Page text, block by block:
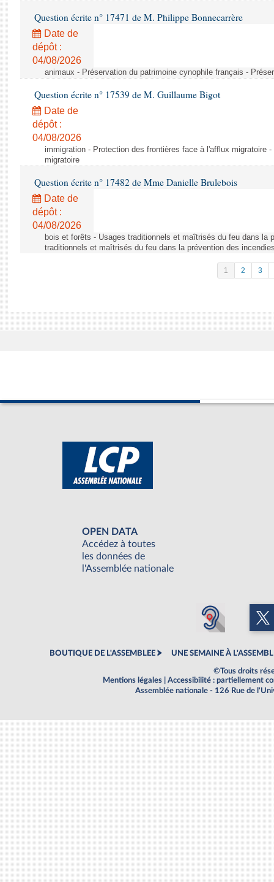
Question écrite n° 17471 de M. Philippe Bonnecarrère
Date de
dépôt :
04/08/2026
animaux - Préservation du patrimoine cynophile français -
Question écrite n° 17539 de M. Guillaume Bigot
Date de
dépôt :
04/08/2026
immigration - Protection des frontières face à l'afflux migratoire
migratoire
Question écrite n° 17482 de Mme Danielle Brulebois
Date de
dépôt :
04/08/2026
bois et forêts - Usages traditionnels et maîtrisés du feu dans la
traditionnels et maîtrisés du feu dans la prévention des
1 2 3
OPEN DATA
Accédez à toutes
les données de
l'Assemblée nationale
BOUTIQUE DE L'ASSEMBLEE UNE SEMAINE À
©Tous droits
Mentions légales
Accessibilité : partiellement
Assemblée nationale - 126 Rue de